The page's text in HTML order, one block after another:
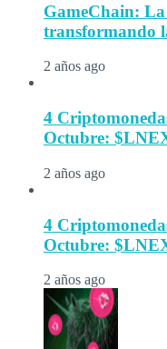
GameChain: La
transformando
2 años ago
4
Octubre:
2 años ago
4
Octubre:
2 años ago